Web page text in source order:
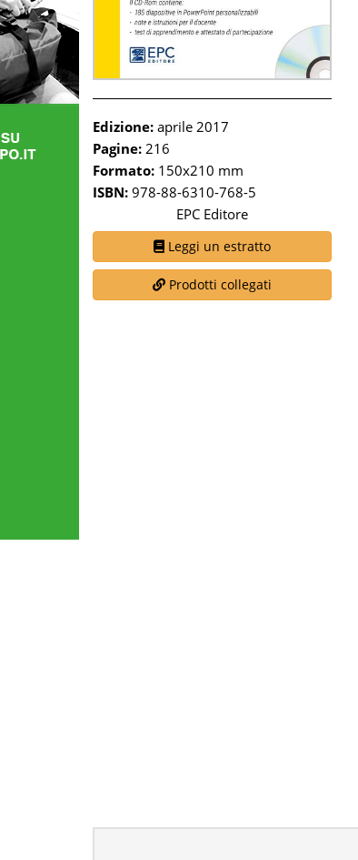
Edizione: aprile 2017
Pagine: 216
Formato: 150x210 mm
ISBN: 978-88-6310-768-5
EPC Editore
Leggi un estratto
Prodotti collegati